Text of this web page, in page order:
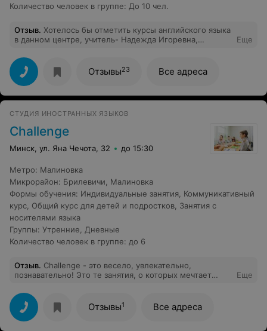
Количество человек в группе: До 10 чел.
Отзыв. Хотелось бы отметить курсы английского языка
в данном центре, учитель- Надежда Игоревна,
с большой буквы.Спасибо!
Еще
Отзывы23 Все адреса
СТУДИЯ ИНОСТРАННЫХ ЯЗЫКОВ
Challenge
Минск, ул. Яна Чечота, 32 до 15:30
Метро: Малиновка
Микрорайон: Брилевичи, Малиновка
Формы обучения: Индивидуальные занятия, Коммуникативный
курс, Общий курс для детей и подростков, Занятия с
носителями языка
Группы: Утренние, Дневные
Количество человек в группе: до 6
Отзыв. Challenge - это весело, увлекательно,
познавательно! Это те занятия, о которых мечтает
подается серьезный материал, грамматика. Большое
внимание уделяется идеальному произношению
звуков, построению фраз. Невозможно не заговорить
на иностранном языке в обществе
Еще
Отзывы1 Все адреса